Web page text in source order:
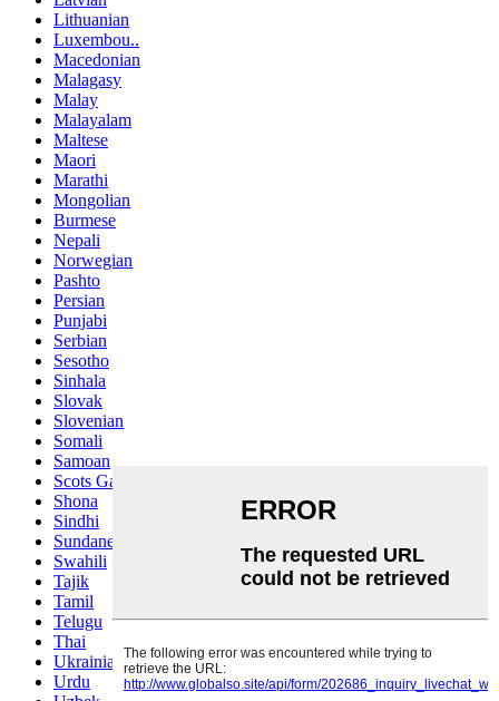
Lithuanian
Luxembou..
Macedonian
Malagasy
Malay
Malayalam
Maltese
Maori
Marathi
Mongolian
Burmese
Nepali
Norwegian
Pashto
Persian
Punjabi
Serbian
Sesotho
Sinhala
Slovak
Slovenian
Somali
Samoan
Scots Gaelic
Shona
Sindhi
Sundanese
Swahili
Tajik
Tamil
Telugu
Thai
Ukrainian
Urdu